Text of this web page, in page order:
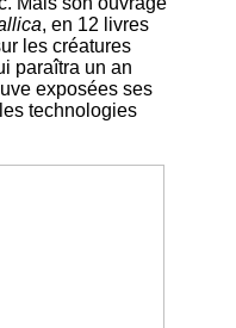
, en 12 livres
les créatures
paraîtra un an
exposées ses
technologies